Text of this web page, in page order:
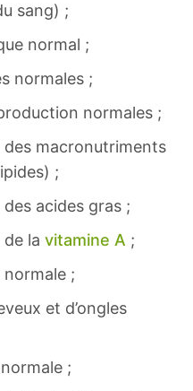
sang) ;
normal ;
normales ;
normales ;
des macronutriments
;
acides gras ;
la vitamine A ;
;
et d’ongles
;